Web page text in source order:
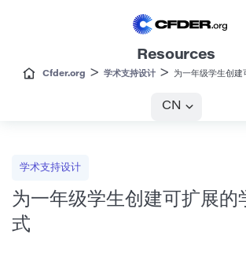
Resources
Cfder.org > 学术支持设计 > 为一年级学生创建
CN
学术支持设计
为一年级学生创建可扩展的
式